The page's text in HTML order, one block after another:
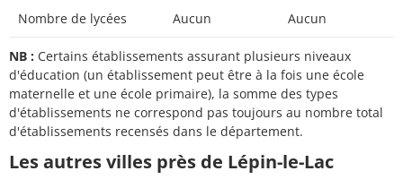
Nombre de lycées Aucun Aucun
NB : Certains établissements assurant plusieurs niveaux
d'éducation (un établissement peut être à la fois une école
maternelle et une école primaire), la somme des types
d'établissements ne correspond pas toujours au nombre total
d'établissements recensés dans le département.
Les autres villes près de Lépin-le-Lac